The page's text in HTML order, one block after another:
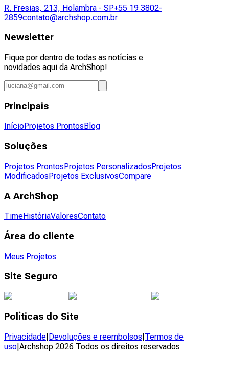
R. Fresias, 213, Holambra - SP+55 19 3802-
2859contato@archshop.com.br
Newsletter
Fique por dentro de todas as notícias e
novidades aqui da ArchShop!
Principais
InícioProjetos Prontos Blog
Soluções
Projetos ProntosProjetos PersonalizadosProjetos
ModificadosProjetos ExclusivosCompare
A ArchShop
TimeHistóriaValoresContato
Área do cliente
Meus Projetos
Site Seguro
Políticas do Site
Privacidade Devoluções e reembolsos Termos de
uso Archshop 2026 Todos os direitos reservados